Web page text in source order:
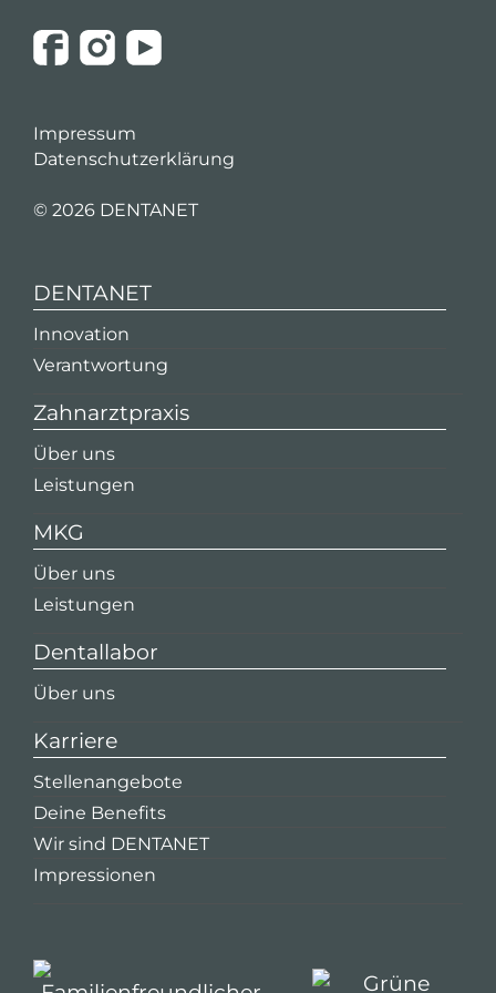
Impressum
Datenschutzerklärung
© 2026 DENTANET
DENTANET
Innovation
Verantwortung
Zahnarztpraxis
Über uns
Leistungen
MKG
Über uns
Leistungen
Dentallabor
Über uns
Karriere
Stellenangebote
Deine Benefits
Wir sind DENTANET
Impressionen